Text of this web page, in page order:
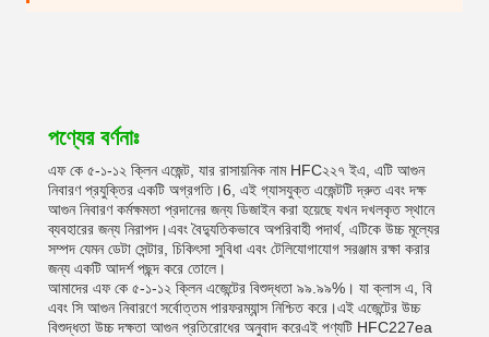
পণ্যের বর্ণনাঃ
এফ কে ৫-১-১২ ক্লিন এজেন্ট, যার রাসায়নিক নাম HFC২২৭ ইএ, এটি আগুন
নিবারণ প্রযুক্তির একটি অগ্রগতি।6, এই গ্যাসযুক্ত এজেন্টটি দ্রুত এবং দক্ষ
আগুন নিবারণ কর্মক্ষমতা প্রদানের জন্য ডিজাইন করা হয়েছে যখন দখলকৃত স্থানে
ব্যবহারের জন্য নিরাপদ।এবং বৈদ্যুতিকভাবে অপরিবাহী পদার্থ, এটিকে উচ্চ মূল্যের
সম্পদ যেমন ডেটা সেন্টার, চিকিৎসা সুবিধা এবং টেলিযোগাযোগ সরঞ্জাম রক্ষা করার
জন্য একটি আদর্শ পছন্দ করে তোলে।
আমাদের এফ কে ৫-১-১২ ক্লিন এজেন্টের বিশুদ্ধতা ৯৯.৯৯%। যা ক্লাস এ, বি
এবং সি আগুন নিবারণে সর্বোত্তম পারফরম্যান্স নিশ্চিত করে।এই এজেন্টের উচ্চ
বিশুদ্ধতা উচ্চ দক্ষতা আগুন প্রতিরোধের অনুবাদ করেএই পণ্যটি HFC227ea